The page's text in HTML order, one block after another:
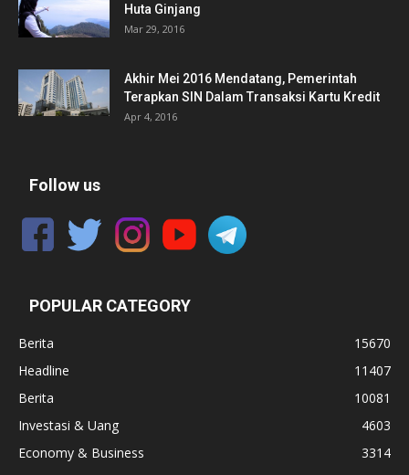
Huta Ginjang
Mar 29, 2016
Akhir Mei 2016 Mendatang, Pemerintah
Terapkan SIN Dalam Transaksi Kartu Kredit
Apr 4, 2016
Follow us
POPULAR CATEGORY
Berita
15670
Headline
11407
Berita
10081
Investasi & Uang
4603
Economy & Business
3314